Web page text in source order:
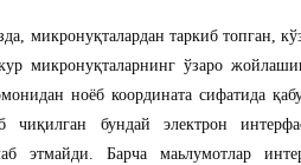
микронуқталардан таркиб топган,
микронуқталарнинг ўзаро
ноёб координата сифатида
чиқилган бундай электрон
этмайди. Барча маьлумотлар